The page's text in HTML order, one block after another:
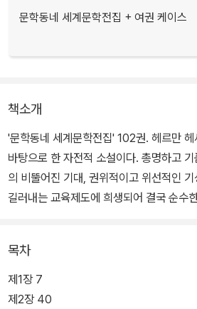
문학동네 세계문학전집 + 여권 케이스
책소개
'문학동네 세계문학전집' 102권. 헤르만
바탕으로 한 자전적 소설이다. 총명하고
의 비뚤어진 기대, 권위적이고 위선적인
길러내는 교육제도에 희생되어 결국 순수
"따뜻한 언어로 청춘의 권리를 주장하는"
소년 한스 기벤라트와 헤르만 하일너를 통
않고 억지로 '사회의 유용한 일원'을 만들려
목차
제1장 7
제2장 40